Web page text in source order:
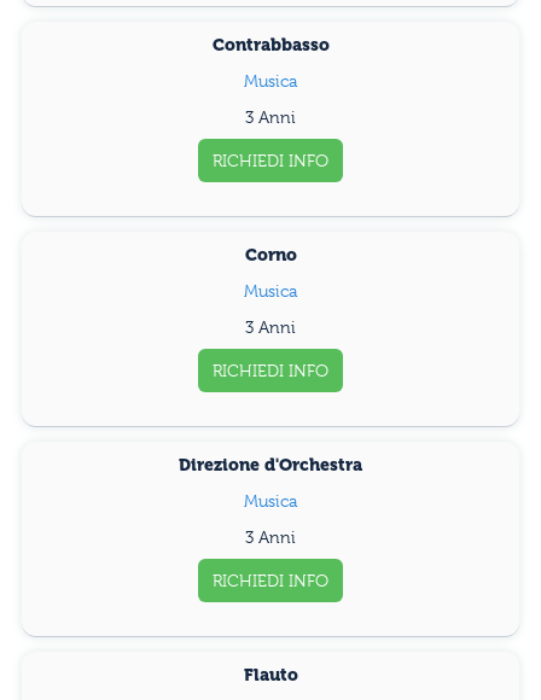
Contrabbasso
Musica
3 Anni
RICHIEDI INFO
Corno
Musica
3 Anni
RICHIEDI INFO
Direzione d'Orchestra
Musica
3 Anni
RICHIEDI INFO
Flauto